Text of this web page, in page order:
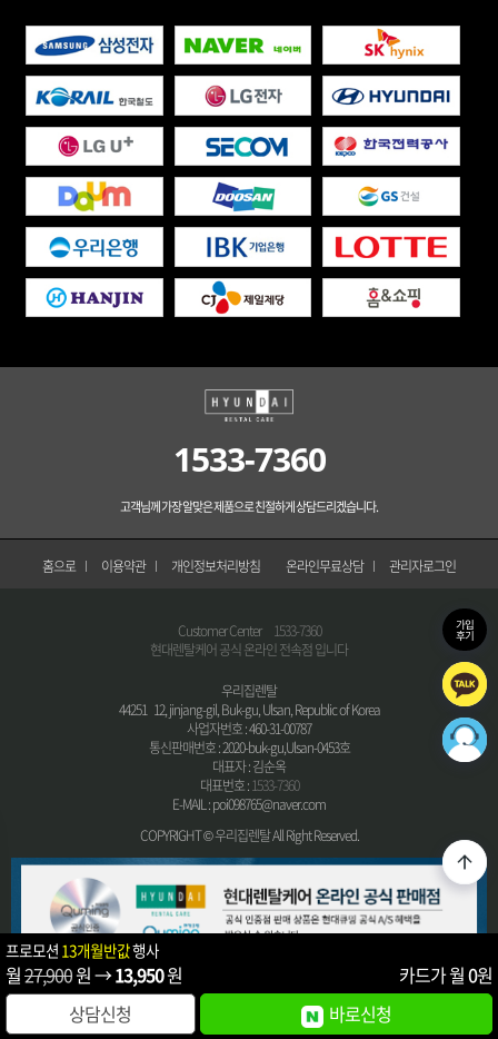
1533-7360
고객님께 가장 알맞은 제품으로 친절하게 상담드리겠습니다.
홈으로 이용약관 개인정보처리방침 온라인무료상담 관리자로그인
Customer Center 1533-7360
현대렌탈케어 공식 온라인 전속점 입니다
우리집렌탈
44251 12, jinjang-gil, Buk-gu, Ulsan, Republic of Korea
사업자번호 : 460-31-00787
통신판매번호 : 2020-buk-gu,Ulsan-0453호
대표자 : 김순옥
대표번호 :1533-7360
E-MAIL : poi098765@naver.com
COPYRIGHT © 우리집렌탈 All Right Reserved.
프로모션 13개월반값행사
월27,900원 →13,950원 카드가 월0원
상담신청
바로신청
가입
후기